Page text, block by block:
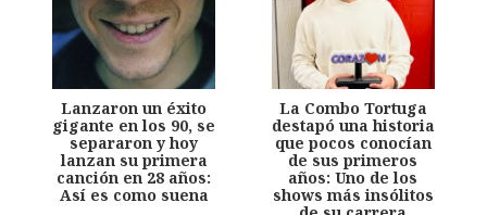
Lanzaron un éxito
gigante en los 90, se
separaron y hoy
lanzan su primera
canción en 28 años:
Así es como suena
La Combo Tortuga
destapó una historia
que pocos conocían
de sus primeros
años: Uno de los
shows más insólitos